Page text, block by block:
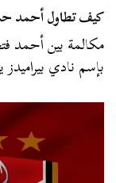
كيف تطاول أحمد
مكالمة بين أحمد
بإسم نادي